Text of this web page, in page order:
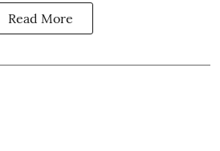
Read More